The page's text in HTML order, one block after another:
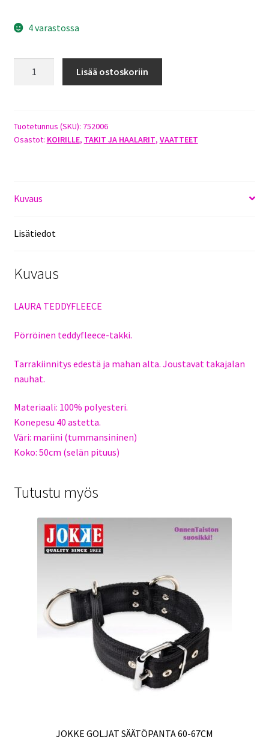
4 varastossa
50CM
MARIINI
Lisää ostoskoriin
Tuotetunnus (SKU): 752006
Osastot: KOIRILLE, TAKIT JA HAALARIT, VAATTEET
Kuvaus
Lisätiedot
Kuvaus
LAURA TEDDYFLEECE
Pörröinen teddyfleece-takki.
Tarrakiinnitys edestä ja mahan alta. Joustavat takajalan
nauhat.
Materiaali: 100% polyesteri.
Konepesu 40 astetta.
Väri: mariini (tummansininen)
Koko: 50cm (selän pituus)
Tutustu myös
JOKKE GOLJAT SÄÄTÖPANTA 60-67CM